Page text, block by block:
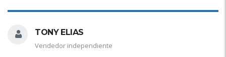
TONY ELIAS
Vendedor independiente